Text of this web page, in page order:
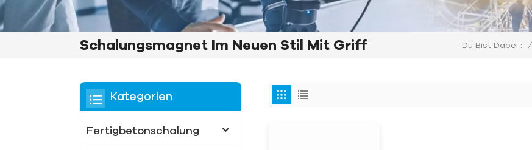
Schalungsmagnet Im Neuen Stil Mit Griff Du Bist Dabei : /
Kategorien
Fertigbetonschalung